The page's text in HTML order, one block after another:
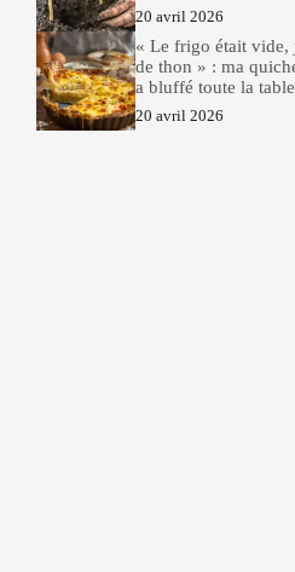
20 avril 2026
« Le frigo était vide,
de thon » : ma
a bluffé toute la table
20 avril 2026